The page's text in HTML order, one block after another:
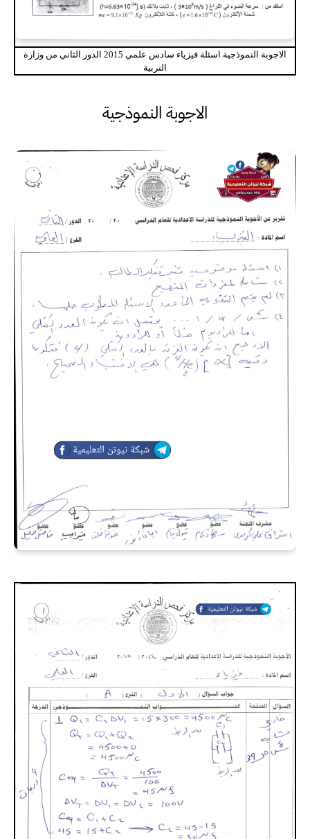
الاجوبة النموذجية اسئلة فيزياء سادس علمي 2015 الدور الثاني من وزارة
التربية
الاجوبة النموذجية